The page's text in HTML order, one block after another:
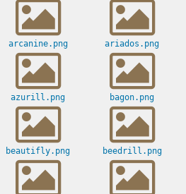
arcanine.png ariados.png
azurill.png bagon.png
beautifly.png beedrill.png